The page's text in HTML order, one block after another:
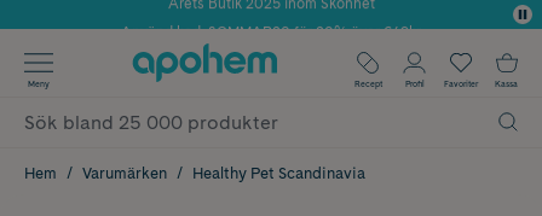
✓ Fri frakt
✓ Poäng på alla köp*
Meny Recept Profil Favoriter Kassa
Hem Varumärken Healthy Pet Scandinavia